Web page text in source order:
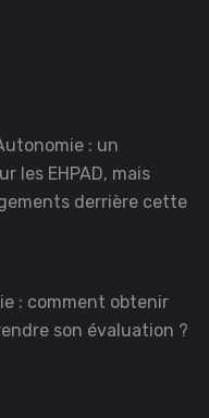
: un
les EHPAD, mais
derrière cette
: comment obtenir
son évaluation ?